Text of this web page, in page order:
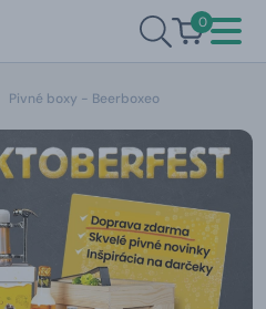
0
Pivné boxy - Beerboxeo